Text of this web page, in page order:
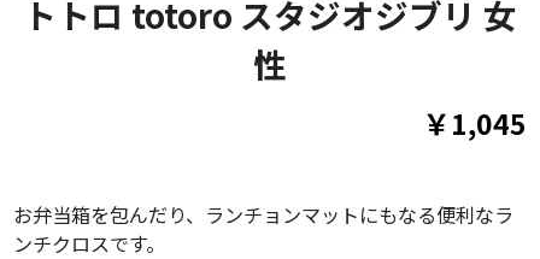
トトロ totoro スタジオジブリ 女
性
￥1,045
お弁当箱を包んだり、ランチョンマットにもなる便利なラ
ンチクロスです。